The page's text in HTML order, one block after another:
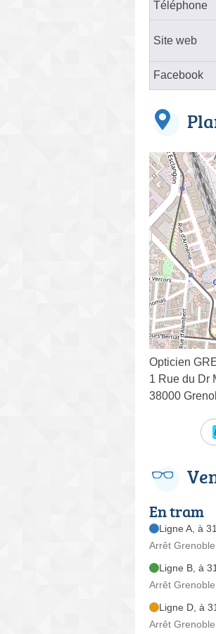
Téléphone
Site web
Facebook
Opticien
1 Rue du Dr
38000
En tram
Ligne A, à
Arrêt
Ligne B, à
Arrêt
Ligne D, à
Arrêt